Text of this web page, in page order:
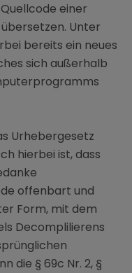
einer
Unter
bereits ein neues
sich außerhalb
Urhebergesetz
hierbei ist, dass
offenbart und
Form, mit dem
Decomplilierens
die § 69c Nr. 2, §